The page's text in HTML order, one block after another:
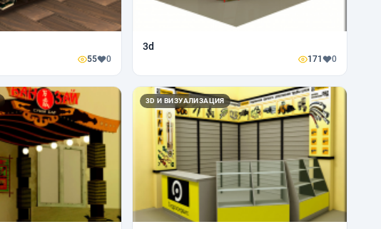
55 0
3d
171 0
3D И ВИЗУАЛИЗАЦИЯ